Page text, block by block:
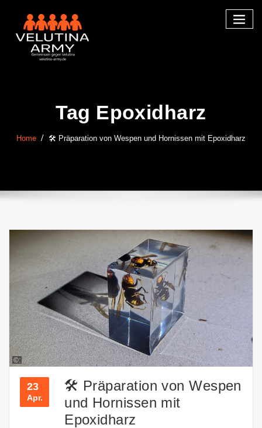
content
Tag Epoxidharz
Home 🛠 Präparation von Wespen und Hornissen mit Epoxidharz
©:
23
Apr.
🛠 Präparation von Wespen
und Hornissen mit
Epoxidharz